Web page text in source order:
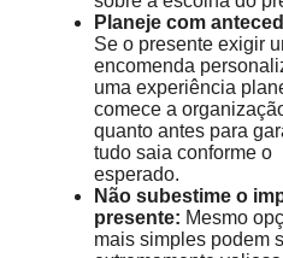
Planeje com
Se o presente exigir
encomenda
uma experiência
comece a
quanto antes para
tudo saia conforme o
esperado.
Não subestime o
presente: Mesmo
mais simples podem